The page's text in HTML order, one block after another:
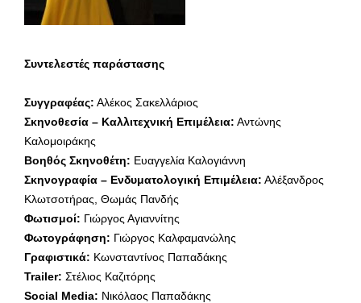
Συντελεστές παράστασης
Συγγραφέας: Αλέκος Σακελλάριος
Σκηνοθεσία – Καλλιτεχνική Επιμέλεια: Αντώνης
Καλομοιράκης
Βοηθός Σκηνοθέτη: Ευαγγελία Καλογιάννη
Σκηνογραφία – Ενδυματολογική Επιμέλεια: Αλέξανδρος
Κλωτσοτήρας, Θωμάς Πανδής
Φωτισμοί: Γιώργος Αγιαννίτης
Φωτογράφηση: Γιώργος Καλφαμανώλης
Γραφιστικά: Κωνσταντίνος Παπαδάκης
Trailer: Στέλιος Καζιτόρης
Social Media: Νικόλαος Παπαδάκης